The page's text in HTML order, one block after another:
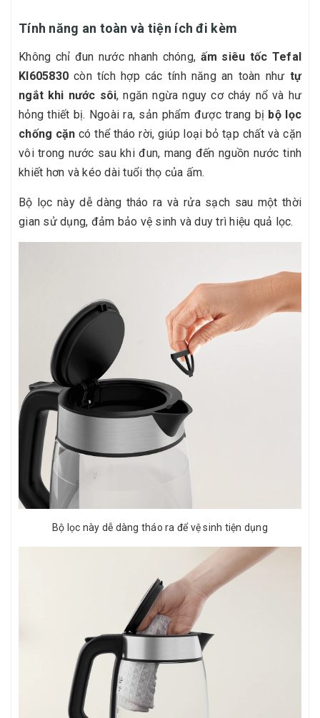
Tính năng an toàn và tiện ích đi kèm
Không chỉ đun nước nhanh chóng, ấm siêu tốc Tefal
KI605830 còn tích hợp các tính năng an toàn như tự
ngắt khi nước sôi, ngăn ngừa nguy cơ cháy nổ và hư
hỏng thiết bị. Ngoài ra, sản phẩm được trang bị bộ lọc
chống cặn có thể tháo rời, giúp loại bỏ tạp chất và cặn
vôi trong nước sau khi đun, mang đến nguồn nước tinh
khiết hơn và kéo dài tuổi thọ của ấm.
Bộ lọc này dễ dàng tháo ra và rửa sạch sau một thời
gian sử dụng, đảm bảo vệ sinh và duy trì hiệu quả lọc.
Bộ lọc này dễ dàng tháo ra để vệ sinh tiện dụng